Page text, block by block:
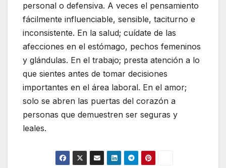
personal o defensiva. A veces el pensamiento
fácilmente influenciable, sensible, taciturno e
inconsistente. En la salud; cuídate de las
afecciones en el estómago, pechos femeninos
y glándulas. En el trabajo; presta atención a lo
que sientes antes de tomar decisiones
importantes en el área laboral. En el amor;
solo se abren las puertas del corazón a
personas que demuestren ser seguras y
leales.